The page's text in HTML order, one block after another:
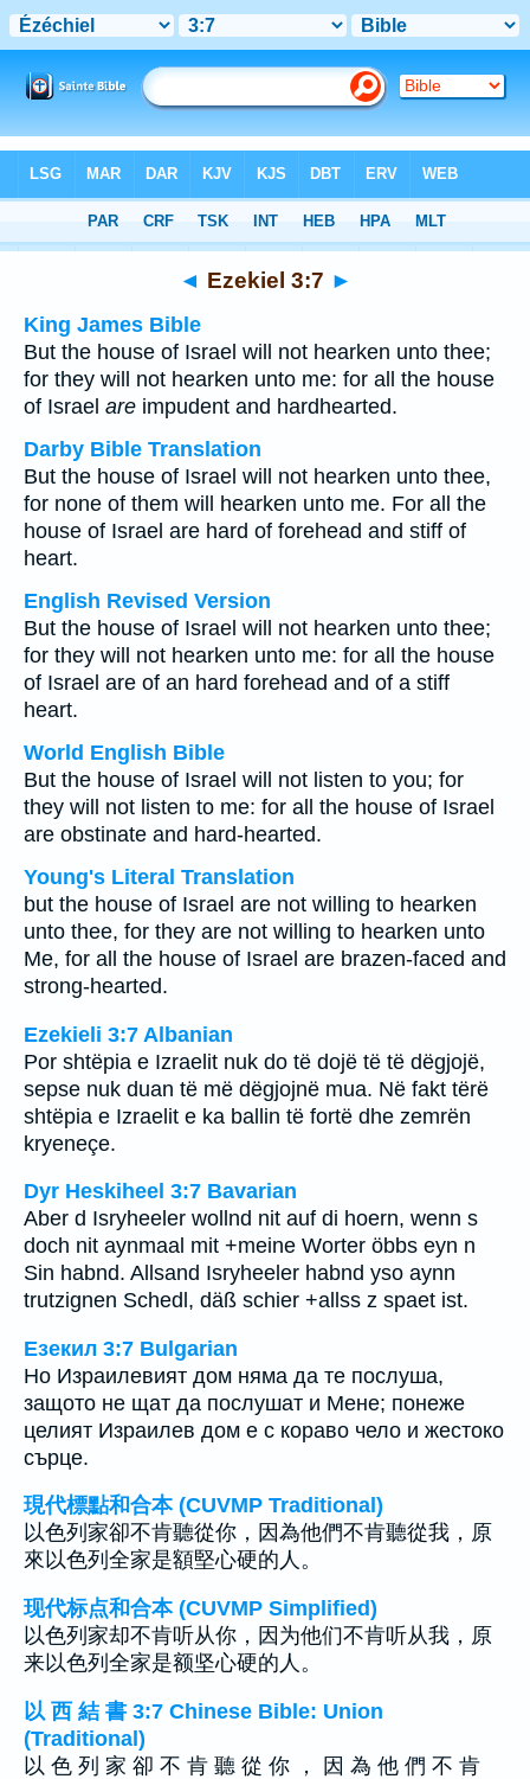
> Ezekiel 3:7
◄ Ezekiel 3:7 ►
King James Bible
But the house of Israel will not hearken unto thee;
for they will not hearken unto me: for all the house
of Israel are impudent and hardhearted.
Darby Bible Translation
But the house of Israel will not hearken unto thee,
for none of them will hearken unto me. For all the
house of Israel are hard of forehead and stiff of
heart.
English Revised Version
But the house of Israel will not hearken unto thee;
for they will not hearken unto me: for all the house
of Israel are of an hard forehead and of a stiff
heart.
World English Bible
But the house of Israel will not listen to you; for
they will not listen to me: for all the house of Israel
are obstinate and hard-hearted.
Young's Literal Translation
but the house of Israel are not willing to hearken
unto thee, for they are not willing to hearken unto
Me, for all the house of Israel are brazen-faced and
strong-hearted.
Ezekieli 3:7 Albanian
Por shtëpia e Izraelit nuk do të dojë të të dëgjojë,
sepse nuk duan të më dëgjojnë mua. Në fakt tërë
shtëpia e Izraelit e ka ballin të fortë dhe zemrën
kryeneçe.
Dyr Heskiheel 3:7 Bavarian
Aber d Isryheeler wollnd nit auf di hoern, wenn s
doch nit aynmaal mit +meine Worter öbbs eyn n
Sin habnd. Allsand Isryheeler habnd yso aynn
trutzignen Schedl, däß schier +allss z spaet ist.
Езекил 3:7 Bulgarian
Но Израилевият дом няма да те послуша,
защото не щат да послушат и Мене; понеже
целият Израилев дом е с кораво чело и жестоко
сърце.
現代標點和合本 (CUVMP Traditional)
以色列家卻不肯聽從你，因為他們不肯聽從我，原
來以色列全家是額堅心硬的人。
现代标点和合本 (CUVMP Simplified)
以色列家却不肯听从你，因为他们不肯听从我，原
来以色列全家是额坚心硬的人。
以 西 結 書 3:7 Chinese Bible: Union
(Traditional)
以 色 列 家 卻 不 肯 聽 從 你 ， 因 為 他 們 不 肯